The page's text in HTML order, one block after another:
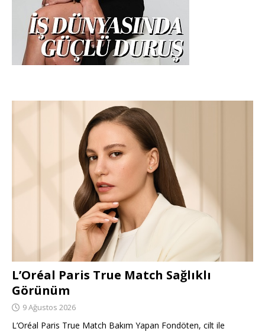
L’Oréal Paris True Match Sağlıklı
Görünüm
9 Ağustos 2026
L’Oréal Paris True Match Bakım Yapan Fondöten, cilt ile